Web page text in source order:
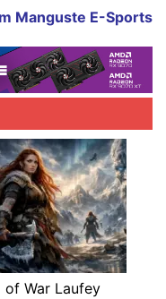
Manguste E-Sports
of War Laufey